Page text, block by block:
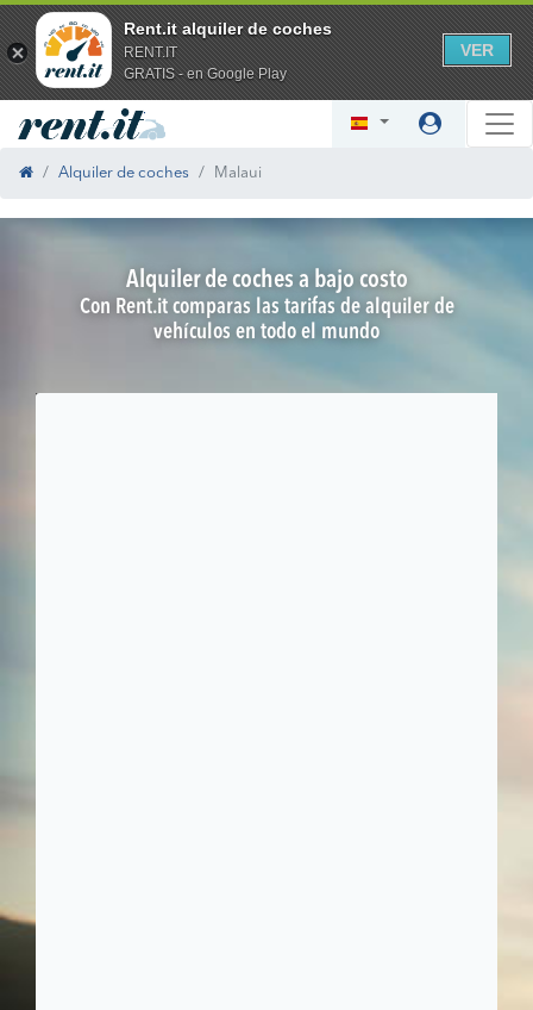
Rent.it alquiler de coches
RENT.IT
GRATIS - en Google Play
VER
Alquiler de coches Malaui
Alquiler de coches a bajo costo
Con Rent.it comparas las tarifas de alquiler de
vehículos en todo el mundo